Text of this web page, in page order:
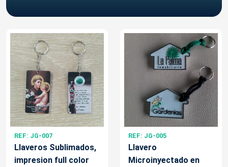
REF: JG-007
Llaveros Sublimados,
impresion full color
REF: JG-005
Llavero
Microinyectado en